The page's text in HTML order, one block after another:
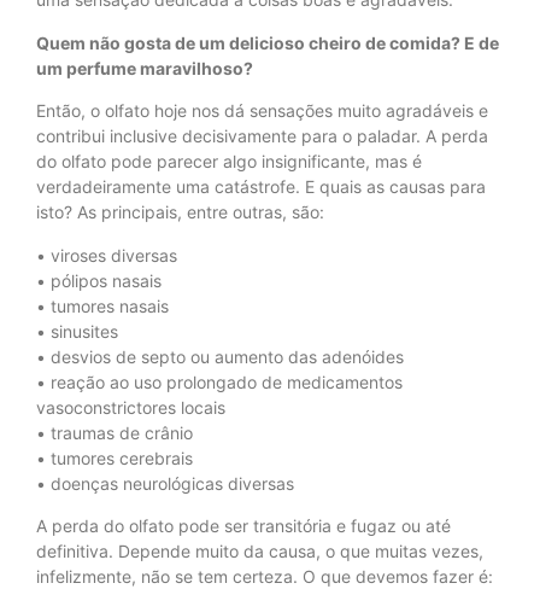
Quem não gosta de um delicioso cheiro de comida? E de
um perfume maravilhoso?
Então, o olfato hoje nos dá sensações muito agradáveis e
contribui inclusive decisivamente para o paladar. A perda
do olfato pode parecer algo insignificante, mas é
verdadeiramente uma catástrofe. E quais as causas para
isto? As principais, entre outras, são:
• viroses diversas
• pólipos nasais
• tumores nasais
• sinusites
• desvios de septo ou aumento das adenóides
• reação ao uso prolongado de medicamentos
vasoconstrictores locais
• traumas de crânio
• tumores cerebrais
• doenças neurológicas diversas
A perda do olfato pode ser transitória e fugaz ou até
definitiva. Depende muito da causa, o que muitas vezes,
infelizmente, não se tem certeza. O que devemos fazer é: